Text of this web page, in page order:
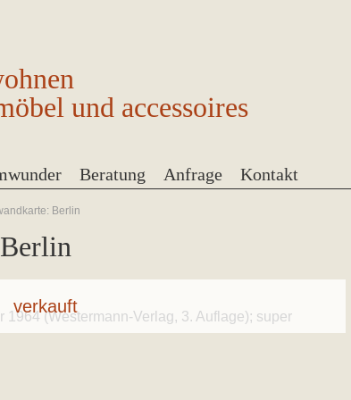
und accessoires
Beratung Anfrage Kontakt
Berlin
(Westermann-Verlag, 3. Auflage); super